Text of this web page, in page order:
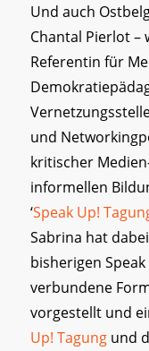
Und auch
Chantal Pierlot –
Referentin für
und
kritischer
informellen
‘Speak Up!
Sabrina hat
bisherigen
verbundene
vorgestellt und
Up! Tagungund